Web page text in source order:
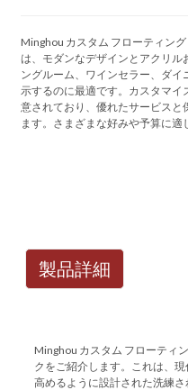
Minghou カスタム フローティン
は、モダンなデザインとアクリ
ングルーム、ワインセラー、ダイ
示するのに最適です。カスタマイ
意されており、優れたサービスと
ます。さまざまな好みや予算に適
製品詳細
Minghou カスタム フローティ
クをご紹介します。これは、
高めるように設計された洗練